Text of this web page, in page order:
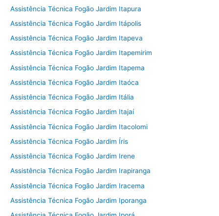
Assistência Técnica Fogão Jardim Itapura
Assistência Técnica Fogão Jardim Itápolis
Assistência Técnica Fogão Jardim Itapeva
Assistência Técnica Fogão Jardim Itapemirim
Assistência Técnica Fogão Jardim Itapema
Assistência Técnica Fogão Jardim Itaóca
Assistência Técnica Fogão Jardim Itália
Assistência Técnica Fogão Jardim Itajaí
Assistência Técnica Fogão Jardim Itacolomi
Assistência Técnica Fogão Jardim Íris
Assistência Técnica Fogão Jardim Irene
Assistência Técnica Fogão Jardim Irapiranga
Assistência Técnica Fogão Jardim Iracema
Assistência Técnica Fogão Jardim Iporanga